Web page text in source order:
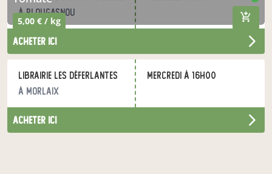
à Plougasnou
acheter ici
Librairie les Déferlantes
à Morlaix
mercredi à 16h00
acheter ici
5,00 € / kg